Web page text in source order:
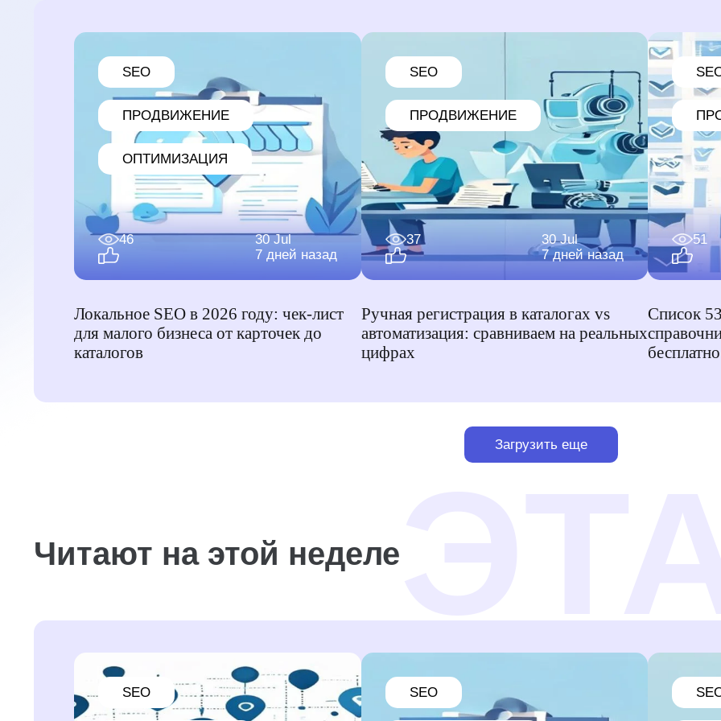
SEO
ПРОДВИЖЕНИЕ
ОПТИМИЗАЦИЯ
46
30 Jul
7 дней назад
Локальное SEO в 2026 году: чек-лист
для малого бизнеса от карточек до
каталогов
SEO
ПРОДВИЖЕНИЕ
37
30 Jul
7 дней назад
Ручная регистрация в каталогах vs
автоматизация: сравниваем на реальных
цифрах
51
Список
Загрузить еще
Читают на этой неделе
SEO SEO